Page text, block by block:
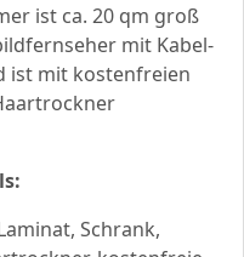
ist ca. 20 qm groß
mit Kabel-
ist mit kostenfreien
Schrank,